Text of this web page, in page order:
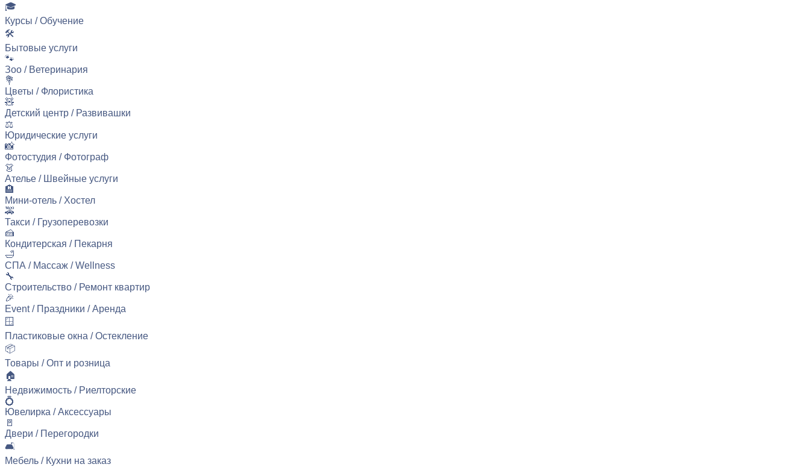
🎓
Курсы / Обучение
🛠️
Бытовые услуги
🐾
Зоо / Ветеринария
💐
Цветы / Флористика
🧸
Детский центр / Развивашки
⚖️
Юридические услуги
📸
Фотостудия / Фотограф
👗
Ателье / Швейные услуги
🏨
Мини-отель / Хостел
🚕
Такси / Грузоперевозки
🍰
Кондитерская / Пекарня
🛁
СПА / Массаж / Wellness
🔧
Строительство / Ремонт квартир
🎉
Event / Праздники / Аренда
🪟
Пластиковые окна / Остекление
📦
Товары / Опт и розница
🏠
Недвижимость / Риелторские
💍
Ювелирка / Аксессуары
🚪
Двери / Перегородки
🛋️
Мебель / Кухни на заказ